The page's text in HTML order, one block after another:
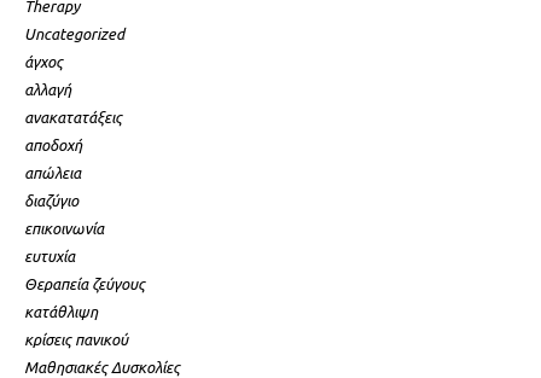
Therapy
Uncategorized
άγχος
αλλαγή
ανακατατάξεις
αποδοχή
απώλεια
διαζύγιο
επικοινωνία
ευτυχία
Θεραπεία ζεύγους
κατάθλιψη
κρίσεις πανικού
Μαθησιακές Δυσκολίες